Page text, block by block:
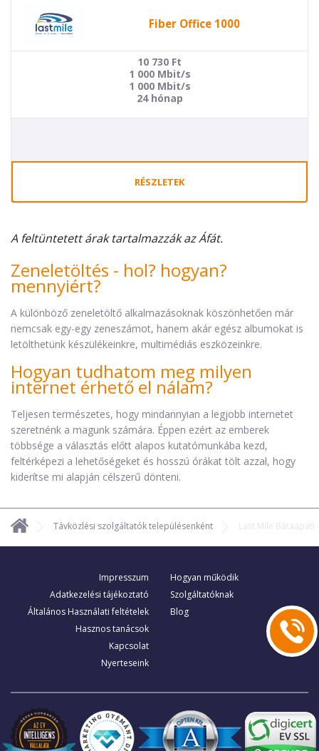
Fiber Office 1000
10 730 Ft
1 000 Mbit/s
1 000 Mbit/s
24 hónap
RÉSZLETEK
A feltüntetett árak tartalmazzák az Áfát.
Zeneletöltés - hol? hogyan?
mennyiért?
A különböző zeneletöltő alkalmazásoknak köszönhetően már
nemcsak egy-egy zeneszámot, hanem akár egész albumokat is
letölthetünk készülékeinkre, multimédiás eszközeinkre.
Hogyan tudhatom meg milyen
internet érhető el nálam?
Teljesen természetes, hogy mindannyian a legjobb internetet
szeretnénk a magunk számára. Éppen ezért az emberek
többsége a választás előtt alapos kutatómunkába kezd,
feltérképezi a lehetőségeket és hosszú órákat tölt azzal, hogy
kiderítse mi alapján célszerű dönteni.
Távközlési szolgáltatók településenként Last Mile Bátaapáti
Impresszum
Adatkezelési tájékoztató
Általános Használati feltételek
Hasznos tanácsok
Kapcsolat
Nyerteseink
Hogyan működik
Szolgáltatóknak
Blog